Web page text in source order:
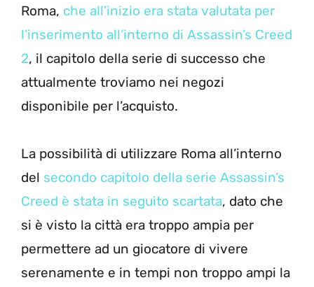
Roma, che all’inizio era stata valutata per
l’inserimento all’interno di Assassin’s Creed
2, il capitolo della serie di successo che
attualmente troviamo nei negozi
disponibile per l’acquisto.
La possibilità di utilizzare Roma all’interno
del secondo capitolo della serie Assassin’s
Creed è stata in seguito scartata, dato che
si è visto la città era troppo ampia per
permettere ad un giocatore di vivere
serenamente e in tempi non troppo ampi la